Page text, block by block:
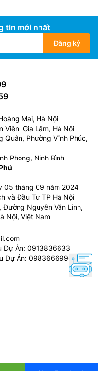
quả các chất ô
không khí, đồng thời
đem lại bầu không
inverter
nghệ Nanoe-G
hòa Panasonic
RU9AKH-8 bạn sẽ tận
sạch sẽ và mát
cách giải phóng hàng
lơ lửng trong không
tin mới nhất
Đăng ký
Mai, Hà Nội
Viên, Gia Lâm, Hà Nội
Quân, Phường Vĩnh Phúc,
Phong, Ninh Bình
05 tháng 09 năm 2024
và Đầu Tư TP Hà Nội
Đường Nguyễn Văn Linh,
Nội, Việt Nam
Dự Án: 0913836633
Dự Án: 0983666996